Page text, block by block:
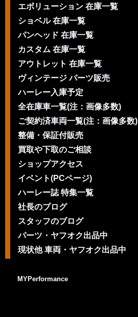
エボリューション 在庫一覧
ショベル 在庫一覧
パンヘッド 在庫一覧
カスタム 在庫一覧
アウトレット 在庫一覧
ヴィンテージ パーツ販売
ハーレー入庫予定
全在庫車一覧(注：画像多数)
ご契約済車両一覧(注：画像多数)
整備・保証付販売
買取や下取のご相談
ショップアクセス
イベント(PCページ)
ハーレー誌 特集一覧
社長のブログ
スタッフのブログ
パーツ・ヤフオク出品中
現状他 車両・ヤフオク出品中
MYPerformance